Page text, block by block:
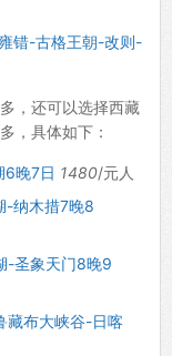
错-古格王朝-改则-
，还可以选择西藏
，具体如下：
晚7日 1480/元人
-纳木措7晚8
-圣象天门8晚9
藏布大峡谷-日喀